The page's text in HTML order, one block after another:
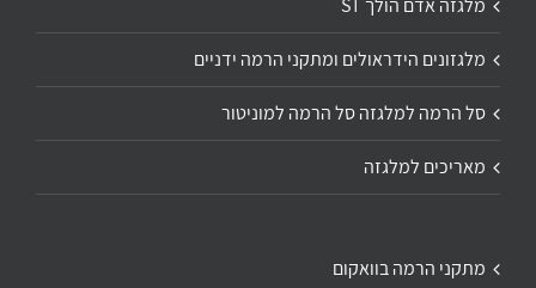
מלגזה אדם הולך ST
מלגזונים הידראולים ומתקני הרמה ידניים
סל הרמה למלגזה סל הרמה למוניטור
מאריכים למלגזה
מתקני הרמה בוואקום